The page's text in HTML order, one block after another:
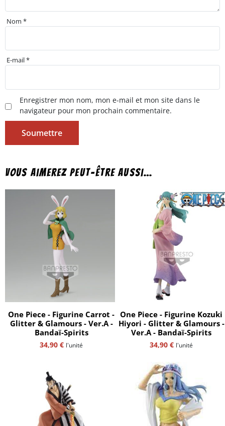
Nom*
E-mail*
Enregistrer mon nom, mon e-mail et mon site dans le
navigateur pour mon prochain commentaire.
Vous aimerez peut-être aussi…
One Piece - Figurine Carrot -
Glitter & Glamours - Ver.A -
Bandaï-Spirits
34,90 € l'unité
One Piece - Figurine Kozuki
Hiyori - Glitter & Glamours -
Ver.A - Bandaï-Spirits
34,90 € l'unité